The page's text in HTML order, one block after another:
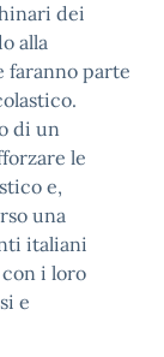
dei
alla
faranno parte
di un
le
e,
una
italiani
i loro
e